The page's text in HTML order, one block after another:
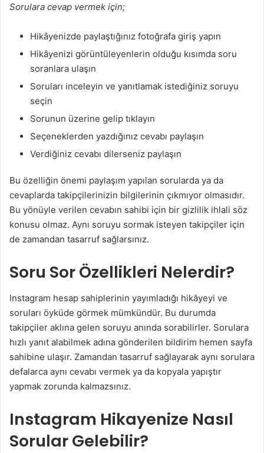
Sorulara cevap vermek için;
Hikâyenizde paylaştığınız fotoğrafa giriş yapın
Hikâyenizi görüntüleyenlerin olduğu kısımda soru
soranlara ulaşın
Soruları inceleyin ve yanıtlamak istediğiniz soruyu
seçin
Sorunun üzerine gelip tıklayın
Seçeneklerden yazdığınız cevabı paylaşın
Verdiğiniz cevabı dilerseniz paylaşın
Bu özelliğin önemi paylaşım yapılan sorularda ya da
cevaplarda takipçilerinizin bilgilerinin çıkmıyor olmasıdır.
Bu yönüyle verilen cevabın sahibi için bir gizlilik ihlali söz
konusu olmaz. Aynı soruyu sormak isteyen takipçiler için
de zamandan tasarruf sağlarsınız.
Soru Sor Özellikleri Nelerdir?
Instagram hesap sahiplerinin yayımladığı hikâyeyi ve
soruları öyküde görmek mümkündür. Bu durumda
takipçiler aklına gelen soruyu anında sorabilirler. Sorulara
hızlı yanıt alabilmek adına gönderilen bildirim hemen sayfa
sahibine ulaşır. Zamandan tasarruf sağlayarak aynı sorulara
defalarca aynı cevabı vermek ya da kopyala yapıştır
yapmak zorunda kalmazsınız.
Instagram Hikayenize Nasıl
Sorular Gelebilir?